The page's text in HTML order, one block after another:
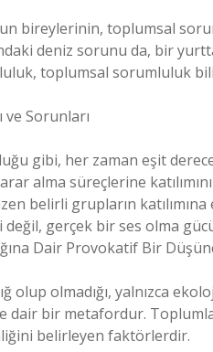
bireylerinin, toplumsal
deniz sorunu da, bir
toplumsal sorumluluk
ve Sorunları
gibi, her zaman eşit
alma süreçlerine
belirli grupların
değil, gerçek bir ses olma
Dair Provokatif Bir
olup olmadığı, yalnızca
dair bir metafordur.
belirleyen faktörlerdir.